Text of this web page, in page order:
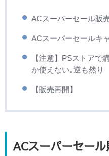
ACスーパーセール販
ACスーパーセールキ
【注意】PSストアで
か使えない｡逆も然り
【販売再開】
ACスーパーセー